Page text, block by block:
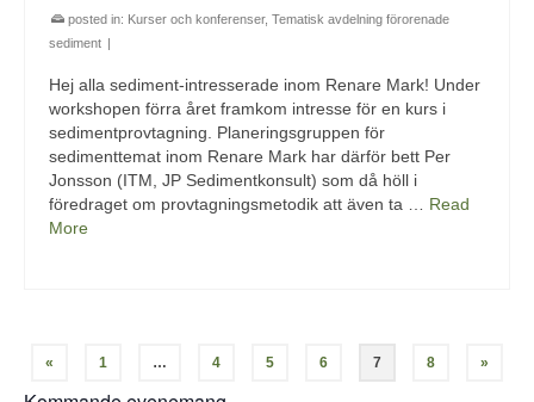
posted in: Kurser och konferenser, Tematisk avdelning förorenade
sediment |
Hej alla sediment-intresserade inom Renare Mark! Under
workshopen förra året framkom intresse för en kurs i
sedimentprovtagning. Planeringsgruppen för
sedimenttemat inom Renare Mark har därför bett Per
Jonsson (ITM, JP Sedimentkonsult) som då höll i
föredraget om provtagningsmetodik att även ta … Read
More
« 1 … 4 5 6 7 8 »